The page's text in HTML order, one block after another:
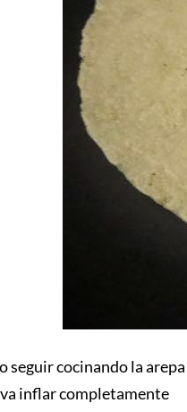
seguir cocinando la
inflar completamente